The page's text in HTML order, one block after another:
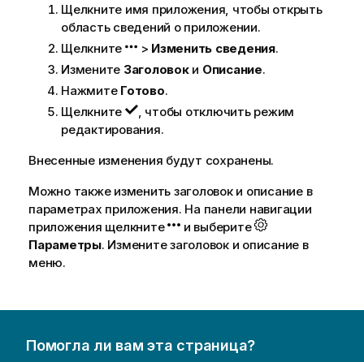
Щелкните имя приложения, чтобы открыть
область сведений о приложении.
Щелкните
> Изменить сведения.
Измените Заголовоки Описание.
Нажмите Готово.
Щелкните
, чтобы отключить режим
редактирования.
Внесенные изменения будут сохранены.
Можно также изменить заголовок и описание в
параметрах приложения. На панели навигации
приложения щелкните
и выберите
Параметры. Измените заголовок и описание в
меню.
Помогла ли вам эта страница?